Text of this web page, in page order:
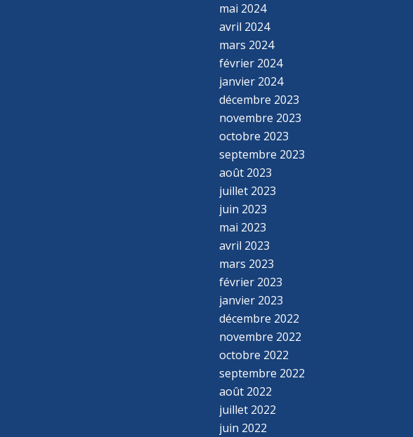
mai 2024
avril 2024
mars 2024
février 2024
janvier 2024
décembre 2023
novembre 2023
octobre 2023
septembre 2023
août 2023
juillet 2023
juin 2023
mai 2023
avril 2023
mars 2023
février 2023
janvier 2023
décembre 2022
novembre 2022
octobre 2022
septembre 2022
août 2022
juillet 2022
juin 2022